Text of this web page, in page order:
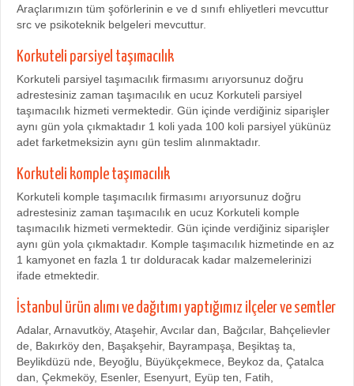
Araçlarımızın tüm şoförlerinin e ve d sınıfı ehliyetleri mevcuttur
src ve psikoteknik belgeleri mevcuttur.
Korkuteli parsiyel taşımacılık
Korkuteli parsiyel taşımacılık firmasımı arıyorsunuz doğru
adrestesiniz zaman taşımacılık en ucuz Korkuteli parsiyel
taşımacılık hizmeti vermektedir. Gün içinde verdiğiniz siparişler
aynı gün yola çıkmaktadır 1 koli yada 100 koli parsiyel yükünüz
adet farketmeksizin aynı gün teslim alınmaktadır.
Korkuteli komple taşımacılık
Korkuteli komple taşımacılık firmasımı arıyorsunuz doğru
adrestesiniz zaman taşımacılık en ucuz Korkuteli komple
taşımacılık hizmeti vermektedir. Gün içinde verdiğiniz siparişler
aynı gün yola çıkmaktadır. Komple taşımacılık hizmetinde en az
1 kamyonet en fazla 1 tır dolduracak kadar malzemelerinizi
ifade etmektedir.
İstanbul ürün alımı ve dağıtımı yaptığımız ilçeler ve semtler
Adalar, Arnavutköy, Ataşehir, Avcılar dan, Bağcılar, Bahçelievler
de, Bakırköy den, Başakşehir, Bayrampaşa, Beşiktaş ta,
Beylikdüzü nde, Beyoğlu, Büyükçekmece, Beykoz da, Çatalca
dan, Çekmeköy, Esenler, Esenyurt, Eyüp ten, Fatih,